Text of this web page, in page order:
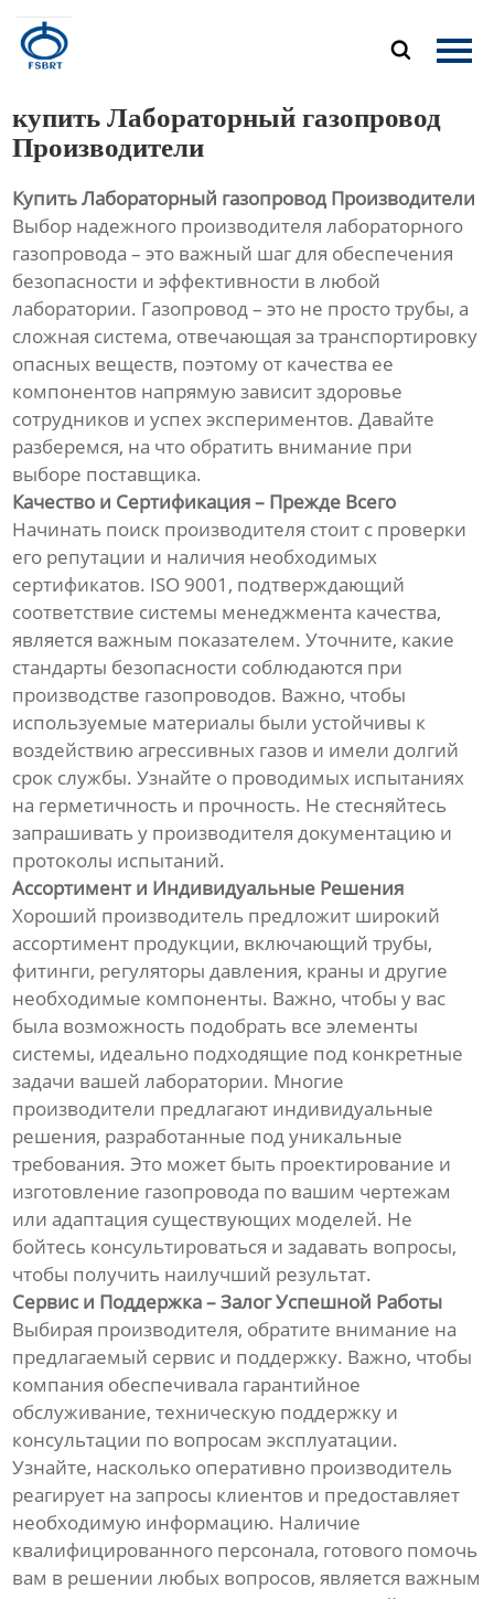

Главная
Новости
Контакты
купить Лабораторный газопровод
Производители
Купить Лабораторный газопровод Производители
Выбор надежного производителя лабораторного
газопровода – это важный шаг для обеспечения
безопасности и эффективности в любой
лаборатории. Газопровод – это не просто трубы, а
сложная система, отвечающая за транспортировку
опасных веществ, поэтому от качества ее
компонентов напрямую зависит здоровье
сотрудников и успех экспериментов. Давайте
разберемся, на что обратить внимание при
выборе поставщика.
Качество и Сертификация – Прежде Всего
Начинать поиск производителя стоит с проверки
его репутации и наличия необходимых
сертификатов. ISO 9001, подтверждающий
соответствие системы менеджмента качества,
является важным показателем. Уточните, какие
стандарты безопасности соблюдаются при
производстве газопроводов. Важно, чтобы
используемые материалы были устойчивы к
воздействию агрессивных газов и имели долгий
срок службы. Узнайте о проводимых испытаниях
на герметичность и прочность. Не стесняйтесь
запрашивать у производителя документацию и
протоколы испытаний.
Ассортимент и Индивидуальные Решения
Хороший производитель предложит широкий
ассортимент продукции, включающий трубы,
фитинги, регуляторы давления, краны и другие
необходимые компоненты. Важно, чтобы у вас
была возможность подобрать все элементы
системы, идеально подходящие под конкретные
задачи вашей лаборатории. Многие
производители предлагают индивидуальные
решения, разработанные под уникальные
требования. Это может быть проектирование и
изготовление газопровода по вашим чертежам
или адаптация существующих моделей. Не
бойтесь консультироваться и задавать вопросы,
чтобы получить наилучший результат.
Сервис и Поддержка – Залог Успешной Работы
Выбирая производителя, обратите внимание на
предлагаемый сервис и поддержку. Важно, чтобы
компания обеспечивала гарантийное
обслуживание, техническую поддержку и
консультации по вопросам эксплуатации.
Узнайте, насколько оперативно производитель
реагирует на запросы клиентов и предоставляет
необходимую информацию. Наличие
квалифицированного персонала, готового помочь
вам в решении любых вопросов, является важным